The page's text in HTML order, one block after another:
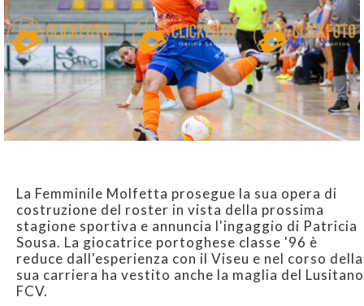
La Femminile Molfetta prosegue la sua opera di
costruzione del roster in vista della prossima
stagione sportiva e annuncia l'ingaggio di Patricia
Sousa. La giocatrice portoghese classe '96 è
reduce dall'esperienza con il Viseu e nel corso della
sua carriera ha vestito anche la maglia del Lusitano
FCV.